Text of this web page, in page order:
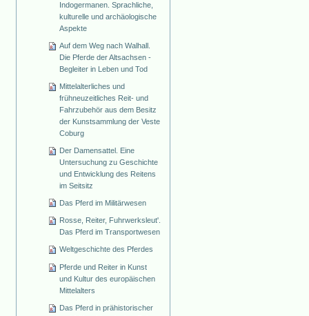
Indogermanen. Sprachliche,
kulturelle und archäologische
Aspekte
Auf dem Weg nach Walhall.
Die Pferde der Altsachsen -
Begleiter in Leben und Tod
Mittelalterliches und
frühneuzeitliches Reit- und
Fahrzubehör aus dem Besitz
der Kunstsammlung der Veste
Coburg
Der Damensattel. Eine
Untersuchung zu Geschichte
und Entwicklung des Reitens
im Seitsitz
Das Pferd im Militärwesen
Rosse, Reiter, Fuhrwerksleut'.
Das Pferd im Transportwesen
Weltgeschichte des Pferdes
Pferde und Reiter in Kunst
und Kultur des europäischen
Mittelalters
Das Pferd in prähistorischer